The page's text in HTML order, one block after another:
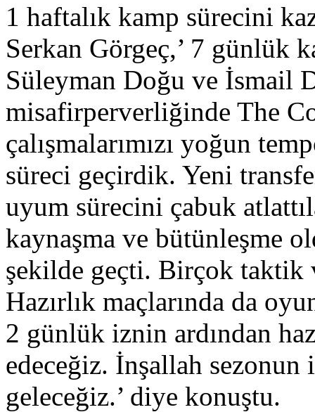
1 haftalık kamp sürecini
Serkan Görgeç,’ 7 günlük
Süleyman Doğu ve İsmail
misafirperverliğinde The
çalışmalarımızı yoğun
süreci geçirdik. Yeni
uyum sürecini çabuk
kaynaşma ve bütünleşme
şekilde geçti. Birçok taktik
Hazırlık maçlarında da
2 günlük iznin ardından
edeceğiz. İnşallah sezonun
geleceğiz.’ diye konuştu.